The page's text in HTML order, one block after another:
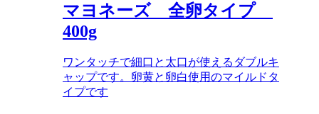
マヨネーズ 全卵タイプ
400g
ワンタッチで細口と太口が使えるダブルキ
ャップです。卵黄と卵白使用のマイルドタ
イプです